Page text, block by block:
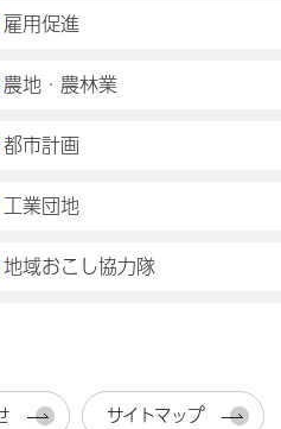
雇用促進
農地・農林業
都市計画
工業団地
地域おこし協力隊
サイトマップ